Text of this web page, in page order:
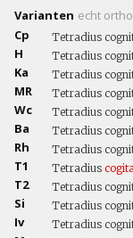
Varianten echt
Cp
Tetradius
H Tetradius
Ka Tetradius
MR Tetradius
Wc Tetradius
Ba Tetradius
Rh Tetradius
T1 Tetradius cogita
T2 Tetradius
Si Tetradius
Iv Tetradius